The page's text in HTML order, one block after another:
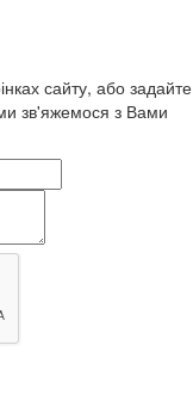
сайту, або задайте
зв'яжемося з Вами